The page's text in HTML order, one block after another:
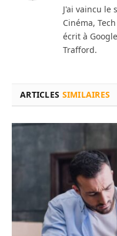
J'ai vaincu le
Cinéma,
écrit à
Trafford.
ARTICLES SIMILAIRES